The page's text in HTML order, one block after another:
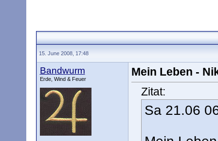
15. June 2008, 17:48
Bandwurm
Erde, Wind & Feuer
Mein Leben -
Zitat:
Sa 21.06